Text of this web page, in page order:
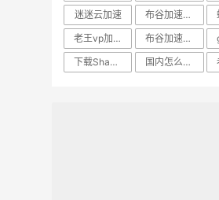
迷迷云加速
布谷加速器进不去
老王vp加速器2.4
布谷加速器客服
下载ShadowProxy
国内怎么上国外网站